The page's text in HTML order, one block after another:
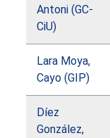
Antoni (GC-
CiU)
Lara Moya,
Cayo (GIP)
Díez
González,